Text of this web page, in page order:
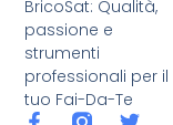
BricoSat: Qualità,
passione e
strumenti
professionali per il
tuo Fai-Da-Te